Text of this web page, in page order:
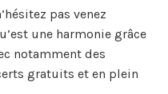
pas venez
une harmonie grâce
notamment des
gratuits et en plein